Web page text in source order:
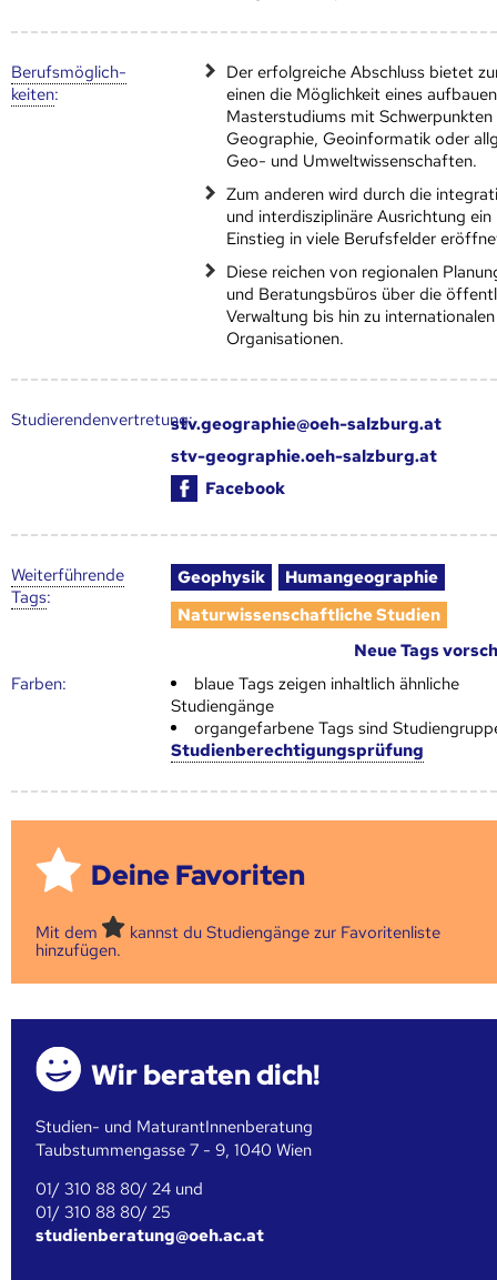
Berufs­möglich­
keiten:
Der erfolgreiche Abschluss bietet
einen die Möglichkeit eines
Masterstudiums mit Schwerpunkten
Geographie, Geoinformatik oder
Geo- und Umweltwissenschaften.
Zum anderen wird durch die
und interdisziplinäre Ausrichtung ein
Einstieg in viele Berufsfelder
Diese reichen von regionalen
und Beratungsbüros über die
Verwaltung bis hin zu internationalen
Organisationen.
Studierendenvertretung:stv.geographie@oeh-salzburg.at
stv-geographie.oeh-salzburg.at
Facebook
Weiter­führende
Tags:
Geophysik
Humangeographie
Naturwissenschaftliche Studien
Neue Tags
Farben:
blaue Tags zeigen inhaltlich ähnliche
Studiengänge
organgefarbene Tags sind
Studienberechtigungsprüfung
Deine Favoriten
Mit dem
kannst du Studiengänge zur Favoritenliste
hinzufügen.
Wir beraten dich!
Studien- und MaturantInnenberatung
Taubstummengasse 7 - 9, 1040 Wien
01/ 310 88 80/ 24 und
01/ 310 88 80/ 25
studienberatung@oeh.ac.at